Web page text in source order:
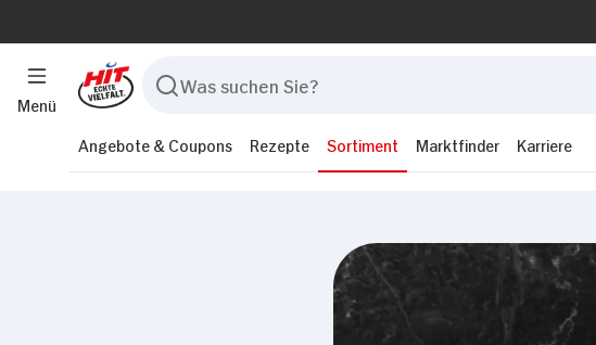
Menü
Angebote & Coupons Rezepte Sortiment Marktfinder Karriere